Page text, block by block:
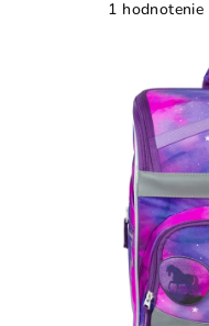
Priemerné
hviezdičiek.
1 hodnotenie